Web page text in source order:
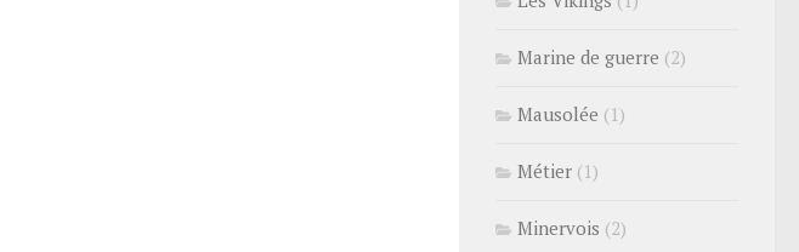
Marine de guerre (2)
Mausolée (1)
Métier (1)
Minervois (2)